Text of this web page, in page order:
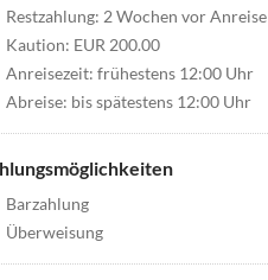
Restzahlung: 2 Wochen vor Anreise
Kaution: EUR 200.00
Anreisezeit: frühestens 12:00 Uhr
Abreise: bis spätestens 12:00 Uhr
Barzahlung
Überweisung